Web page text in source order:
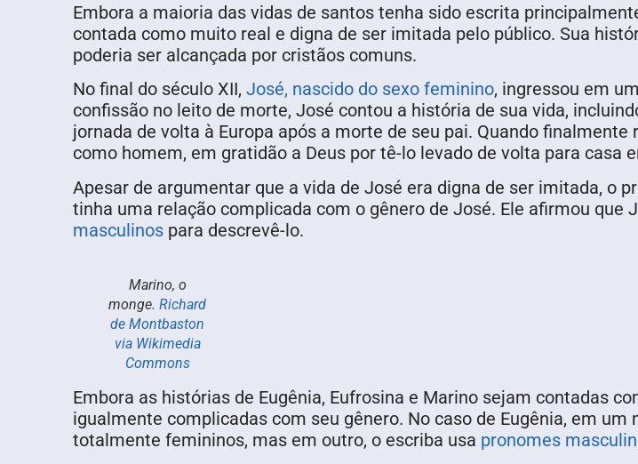
Embora a maioria das vidas de santos tenha sido escrita
contada como muito real e digna de ser imitada pelo público. Sua
poderia ser alcançada por cristãos comuns.
No final do século XII, José, nascido do sexo feminino, ingressou em
confissão no leito de morte, José contou a história de sua vida,
jornada de volta à Europa após a morte de seu pai. Quando
como homem, em gratidão a Deus por tê-lo levado de volta para casa
Apesar de argumentar que a vida de José era digna de ser imitada, o
tinha uma relação complicada com o gênero de José. Ele afirmou que
masculinos para descrevê-lo.
Marino, o
monge. Richard
de Montbaston
via Wikimedia
Commons
Embora as histórias de Eugênia, Eufrosina e Marino sejam contadas
igualmente complicadas com seu gênero. No caso de Eugênia, em
totalmente femininos, mas em outro, o escriba usa pronomes